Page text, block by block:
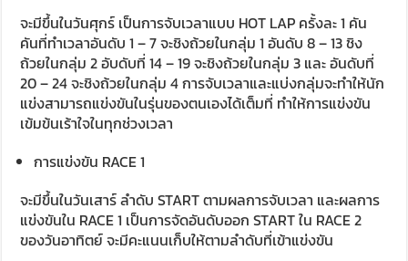
จะมีขึ้นในวันศุกร์ เป็นการจับเวลาแบบ HOT LAP ครั้งละ 1 คัน
คันที่ทำเวลาอันดับ 1 – 7 จะชิงถ้วยในกลุ่ม 1 อันดับ 8 – 13 ชิง
ถ้วยในกลุ่ม 2 อับดับที่ 14 – 19 จะชิงถ้วยในกลุ่ม 3 และ อันดับที่
20 – 24 จะชิงถ้วยในกลุ่ม 4 การจับเวลาและแบ่งกลุ่มจะทำให้นัก
แข่งสามารถแข่งขันในรุ่นของตนเองได้เต็มที่ ทำให้การแข่งขัน
เข้มข้นเร้าใจในทุกช่วงเวลา
การแข่งขัน RACE 1
จะมีขึ้นในวันเสาร์ ลำดับ START ตามผลการจับเวลา และผลการ
แข่งขันใน RACE 1 เป็นการจัดอันดับออก START ใน RACE 2
ของวันอาทิตย์ จะมีคะแนนเก็บให้ตามลำดับที่เข้าแข่งขัน